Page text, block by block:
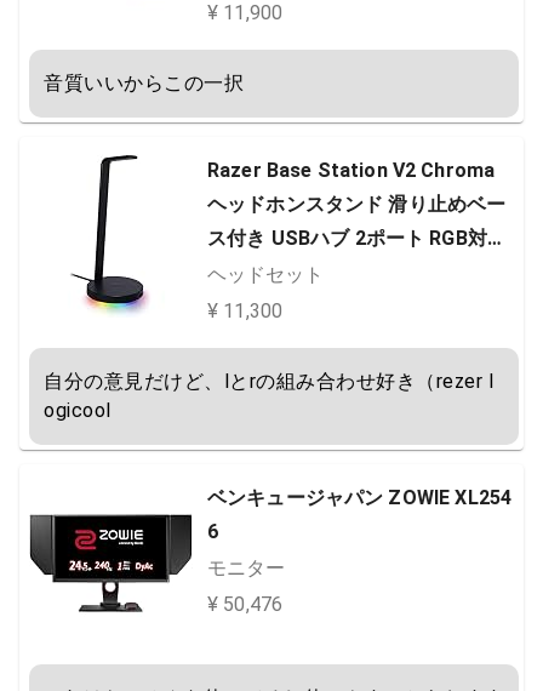
¥ 11,900
音質いいからこの一択
Razer Base Station V2 Chroma
ヘッドホンスタンド 滑り止めベー
ス付き USBハブ 2ポート RGB対応
【日本正規代理店保証品】 RC21-0
1510100-R3M1
ヘッドセット
¥ 11,300
自分の意見だけど、lとrの組み合わせ好き（rezer l
ogicool
ベンキュージャパン ZOWIE XL254
6
モニター
¥ 50,476